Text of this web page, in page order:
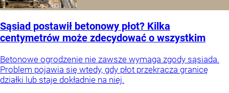
Sąsiad postawił betonowy płot? Kilka
centymetrów może zdecydować o wszystkim
Betonowe ogrodzenie nie zawsze wymaga zgody sąsiada.
Problem pojawia się wtedy, gdy płot przekracza granicę
działki lub staje dokładnie na niej.